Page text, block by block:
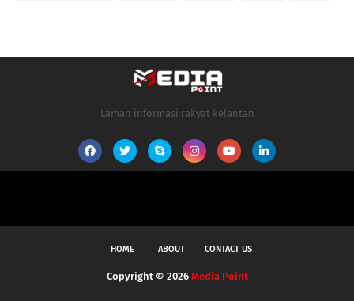
Laman informasi rakyat kelantan
HOME ABOUT CONTACT US
Copyright © 2026 Media Point